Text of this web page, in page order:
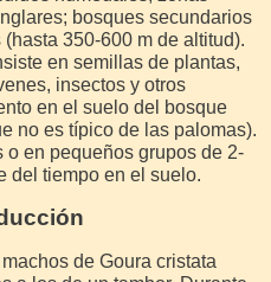
bosques secundarios
350-600 m de altitud).
en semillas de plantas,
insectos y otros
en el suelo del bosque
no es típico de las palomas).
o en pequeños grupos de 2-
del tiempo en el suelo.
de Goura cristata